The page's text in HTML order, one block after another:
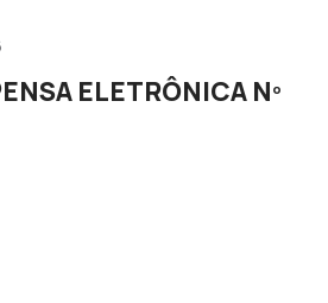
ELETRÔNICA Nº